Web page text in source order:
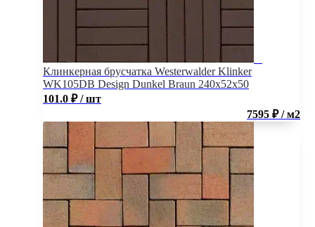
Клинкерная брусчатка Westerwalder Klinker
WK105DB Design Dunkel Braun 240х52х50
101.0 ₽ / шт
7595 ₽ / м2